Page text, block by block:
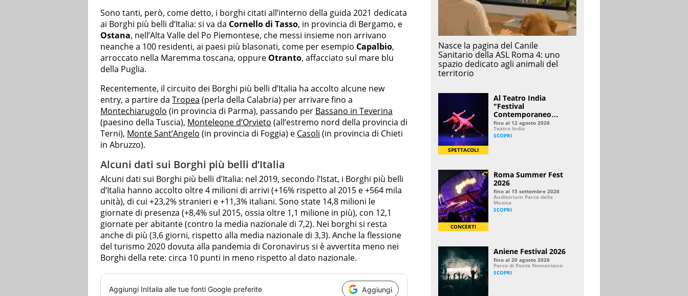
Sono tanti, però, come detto, i borghi citati all’interno della guida 2021 dedicata
ai Borghi più belli d’Italia: si va da Cornello di Tasso, in provincia di Bergamo, e
Ostana, nell’Alta Valle del Po Piemontese, che messi insieme non arrivano
neanche a 100 residenti, ai paesi più blasonati, come per esempio Capalbio,
arroccato nella Maremma toscana, oppure Otranto, affacciato sul mare blu
della Puglia.
Recentemente, il circuito dei Borghi più belli d’Italia ha accolto alcune new
entry, a partire da Tropea (perla della Calabria) per arrivare fino a
Montechiarugolo (in provincia di Parma), passando per Bassano in Teverina
(paesino della Tuscia), Monteleone d’Orvieto (all’estremo nord della provincia di
Terni), Monte Sant’Angelo (in provincia di Foggia) e Casoli (in provincia di Chieti
in Abruzzo).
Alcuni dati sui Borghi più belli d’Italia
Alcuni dati sui Borghi più belli d’Italia: nel 2019, secondo l’Istat, i Borghi più belli
d’Italia hanno accolto oltre 4 milioni di arrivi (+16% rispetto al 2015 e +564 mila
unità), di cui +23,2% stranieri e +11,3% italiani. Sono state 14,8 milioni le
giornate di presenza (+8,4% sul 2015, ossia oltre 1,1 milione in più), con 12,1
giornate per abitante (contro la media nazionale di 7,2). Nei borghi si resta
anche di più (3,6 giorni, rispetto alla media nazionale di 3,3). Anche la flessione
del turismo 2020 dovuta alla pandemia di Coronavirus si è avvertita meno nei
Borghi della rete: circa 10 punti in meno rispetto al dato nazionale.
Aggiungi InItalia alle tue fonti Google preferite Aggiungi